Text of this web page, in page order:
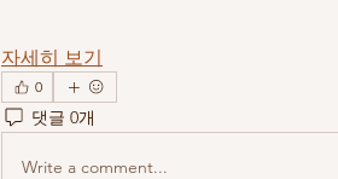
자세히 보기
0
댓글 0개
Write a comment...